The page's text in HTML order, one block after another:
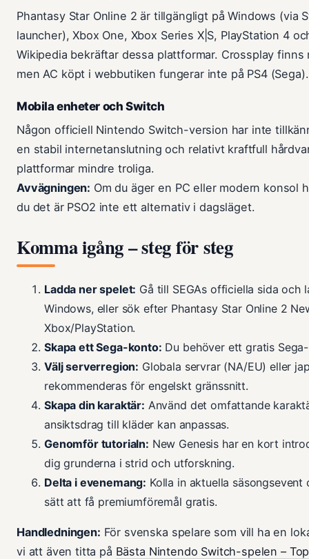
Phantasy Star Online 2 är tillgängligt på Windows (via
launcher), Xbox One, Xbox Series X|S, PlayStation 4
Wikipedia bekräftar dessa plattformar. Crossplay finns
men AC köpt i webbutiken fungerar inte på PS4 (Sega).
Mobila enheter och Switch
Någon officiell Nintendo Switch-version har inte
en stabil internetanslutning och relativt kraftfull
plattformar mindre troliga.
Avvägningen: Om du äger en PC eller modern konsol
du det är PSO2 inte ett alternativ i dagsläget.
Komma igång – steg för steg
Ladda ner spelet: Gå till SEGAs officiella sida och
Windows, eller sök efter Phantasy Star Online 2
Xbox/PlayStation.
Skapa ett Sega-konto: Du behöver ett gratis
Välj serverregion: Globala servrar (NA/EU) eller
rekommenderas för engelskt gränssnitt.
Skapa din karaktär: Använd det omfattande
ansiktsdrag till kläder kan anpassas.
Genomför tutorialn: New Genesis har en kort
dig grunderna i strid och utforskning.
Delta i evenemang: Kolla in aktuella
sätt att få premiumföremål gratis.
Handledningen: För svenska spelare som vill ha en
vi att även titta på Bästa Nintendo Switch-spelen –